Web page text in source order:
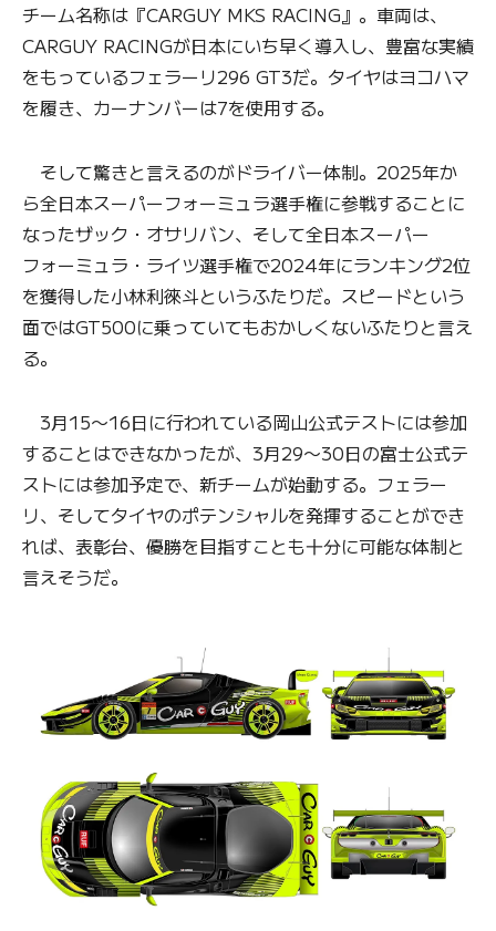
チーム名称は『CARGUY MKS RACING』。車両は、
CARGUY RACINGが日本にいち早く導入し、豊富な実績
をもっているフェラーリ296 GT3だ。タイヤはヨコハマ
を履き、カーナンバーは7を使用する。
そして驚きと言えるのがドライバー体制。2025年か
ら全日本スーパーフォーミュラ選手権に参戦することに
なったザック・オサリバン、そして全日本スーパー
フォーミュラ・ライツ選手権で2024年にランキング2位
を獲得した小林利徠斗というふたりだ。スピードという
面ではGT500に乗っていてもおかしくないふたりと言え
る。
3月15〜16日に行われている岡山公式テストには参加
することはできなかったが、3月29〜30日の富士公式テ
ストには参加予定で、新チームが始動する。フェラー
リ、そしてタイヤのポテンシャルを発揮することができ
れば、表彰台、優勝を目指すことも十分に可能な体制と
言えそうだ。